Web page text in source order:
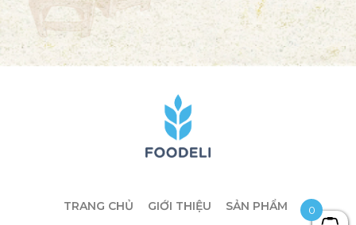
TRANG CHỦ GIỚI THIỆU SẢN PHẨM 0